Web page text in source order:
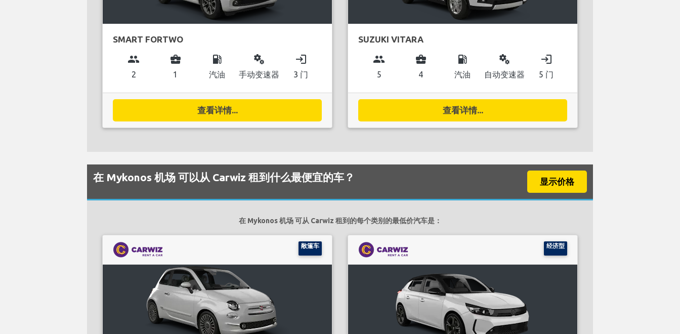
SMART FORTWO
group
2
business_center
1
local_gas_station
汽油
miscellaneous_services
手动变速器
login
3 门
查看详情...
SUZUKI VITARA
group
5
business_center
4
local_gas_station
汽油
miscellaneous_services
自动变速器
login
5 门
查看详情...
在 Mykonos 机场 可以从 Carwiz 租到什么最便宜的车？ 显示价格
在 Mykonos 机场 可从 Carwiz 租到的每个类别的最低价汽车是：
敞篷车 经济型